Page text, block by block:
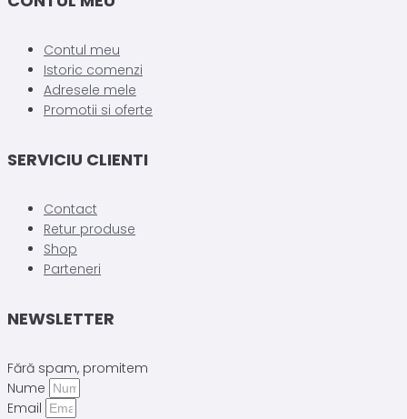
Contul meu
Istoric comenzi
Adresele mele
Promotii si oferte
SERVICIU CLIENTI
Contact
Retur produse
Shop
Parteneri
NEWSLETTER
Fără spam, promitem
Nume
Email